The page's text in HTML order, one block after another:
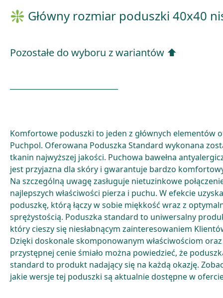
❇️ Główny rozmiar poduszki 40x40
Pozostałe do wyboru z wariantów ⬆️
Komfortowe poduszki to jeden z głównych elementów
Puchpol. Oferowana Poduszka Standard wykonana
tkanin najwyższej jakości. Puchowa bawełna
jest przyjazna dla skóry i gwarantuje bardzo
Na szczególną uwagę zasługuje nietuzinkowe
najlepszych właściwości pierza i puchu. W efekcie
poduszkę, którą łączy w sobie miękkość wraz z
sprężystością. Poduszka standard to uniwersalny
który cieszy się niesłabnącym zainteresowaniem
Dzięki doskonale skomponowanym właściwościom oraz
przystępnej cenie śmiało można powiedzieć, że
standard to produkt nadający się na każdą okazję.
jakie wersje tej poduszki są aktualnie dostępne w